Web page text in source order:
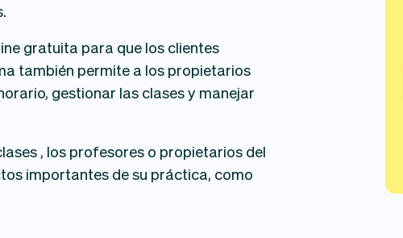
gratuita para que los clientes
también permite a los propietarios
gestionar las clases y manejar
, los profesores o propietarios del
importantes de su práctica, como